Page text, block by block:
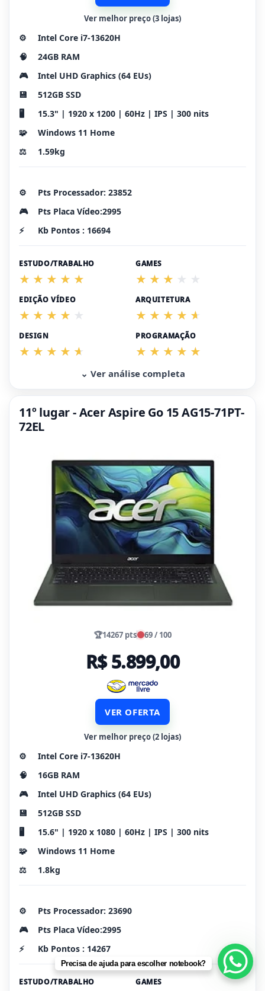
Ver melhor preço (3 lojas)
⚙️
Intel Core i7-13620H
🧠
24GB RAM
🎮
Intel UHD Graphics (64 EUs)
💾
512GB SSD
🖥️
15.3" | 1920 x 1200 | 60Hz | IPS | 300 nits
🧩
Windows 11 Home
⚖️
1.59kg
⚙️
Pts Processador: 23852
🎮
Pts Placa Vídeo:2995
⚡
Kb Pontos : 16694
ESTUDO/TRABALHO GAMES
EDIÇÃO VÍDEO ARQUITETURA
DESIGN PROGRAMAÇÃO
⌄ Ver análise completa
11º lugar - Acer Aspire Go 15 AG15-71PT-
72EL
🏆14267 pts 69 / 100
R$ 5.899,00
VER OFERTA
Ver melhor preço (2 lojas)
⚙️
Intel Core i7-13620H
🧠
16GB RAM
🎮
Intel UHD Graphics (64 EUs)
💾
512GB SSD
🖥️
15.6" | 1920 x 1080 | 60Hz | IPS | 300 nits
🧩
Windows 11 Home
⚖️
1.8kg
⚙️
Pts Processador: 23690
🎮
Pts Placa Vídeo:2995
⚡
Kb Pontos : 14267
ESTUDO/TRABALHO GAMES
Precisa de ajuda para escolher notebook?